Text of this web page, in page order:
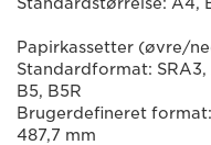
Papirkassetter (øvre/
Standardformat:
B5, B5R
Brugerdefineret
487,7 mm